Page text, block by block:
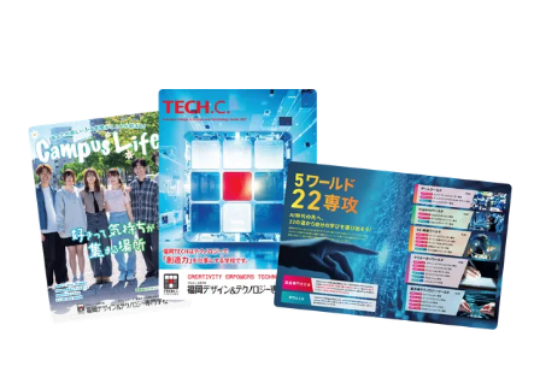
Information